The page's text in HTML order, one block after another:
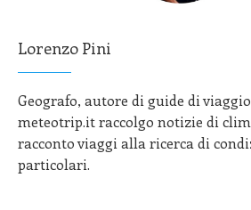
Lorenzo Pini
Geografo, autore di guide di
meteotrip.it raccolgo notizie di
racconto viaggi alla ricerca di
particolari.